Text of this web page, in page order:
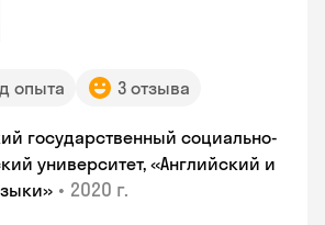
опыта 3 отзыва
государственный социально-
университет, «Английский и
• 2020 г.